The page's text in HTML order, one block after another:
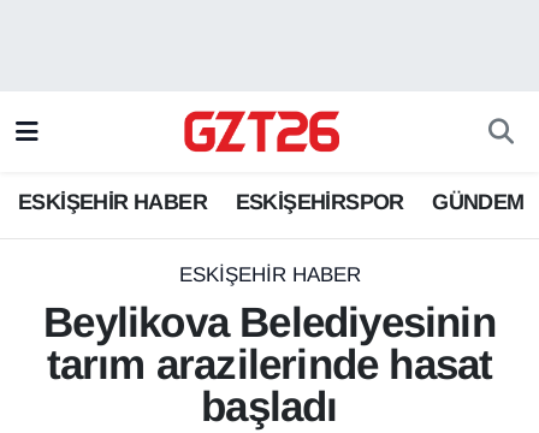
ESKİŞEHİR HABER ESKİŞEHİRSPOR GÜNDEM
ESKİŞEHİR HABER
Beylikova Belediyesinin
tarım arazilerinde hasat
başladı
ESKİŞEHİRSPOR
GÜNDEM
Odunpazarı Trafik Yoğunluk Haritası
Süper Lig Puan Durumu ve Fikstür
Tüm Manşetler
Son Dakika Haberleri